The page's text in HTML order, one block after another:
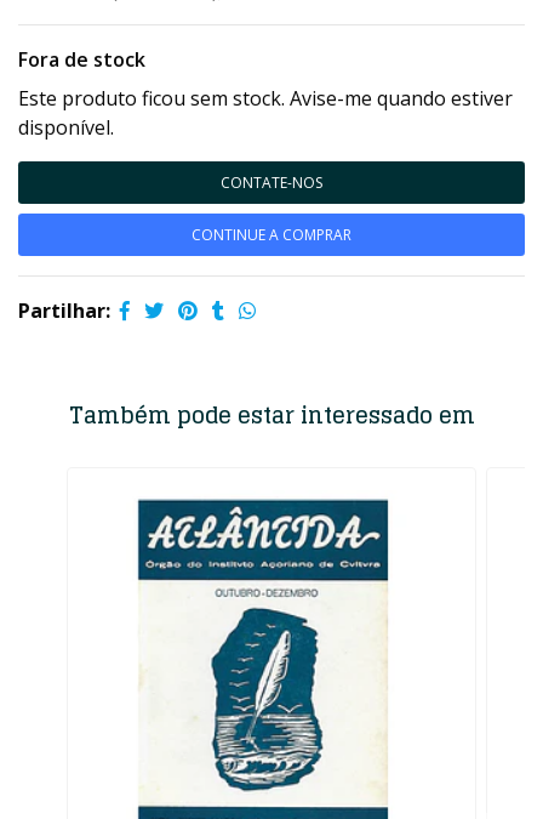
Fora de stock
Este produto ficou sem stock. Avise-me quando estiver
disponível.
CONTATE-NOS
CONTINUE A COMPRAR
Partilhar:
Também pode estar interessado em